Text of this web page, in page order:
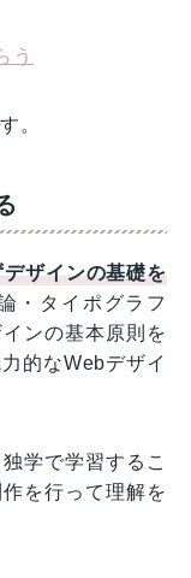
う
。
ザインの基礎を
・タイポグラフ
ンの基本原則を
的なWebデザイ
学で学習するこ
を行って理解を